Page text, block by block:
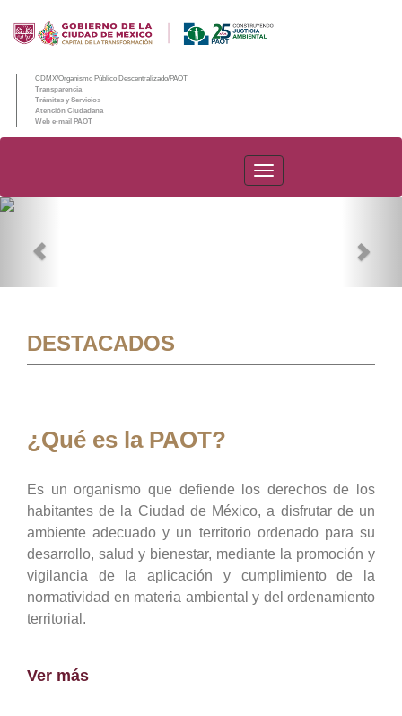
CDMX/Organismo Público Descentralizado/PAOT
Transparencia
Trámites y Servicios
Atención Ciudadana
Web e-mail PAOT
PAOT
DESTACADOS
¿Qué es la PAOT?
Es un organismo que defiende los derechos de los
habitantes de la Ciudad de México, a disfrutar de un
ambiente adecuado y un territorio ordenado para su
desarrollo, salud y bienestar, mediante la promoción y
vigilancia de la aplicación y cumplimiento de la
normatividad en materia ambiental y del ordenamiento
territorial.
Ver más